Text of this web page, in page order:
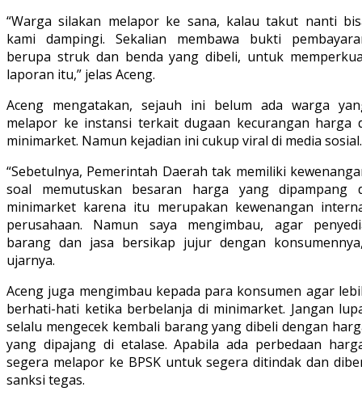
“Warga silakan melapor ke sana, kalau takut nanti
kami dampingi. Sekalian membawa bukti
berupa struk dan benda yang dibeli, untuk
laporan itu,” jelas Aceng.
Aceng mengatakan, sejauh ini belum ada warga
melapor ke instansi terkait dugaan kecurangan harga
minimarket. Namun kejadian ini cukup viral di media sosial.
“Sebetulnya, Pemerintah Daerah tak memiliki
soal memutuskan besaran harga yang dipampang
minimarket karena itu merupakan kewenangan
perusahaan. Namun saya mengimbau, agar
barang dan jasa bersikap jujur dengan
ujarnya.
Aceng juga mengimbau kepada para konsumen agar
berhati-hati ketika berbelanja di minimarket. Jangan
selalu mengecek kembali barang yang dibeli dengan
yang dipajang di etalase. Apabila ada perbedaan
segera melapor ke BPSK untuk segera ditindak dan
sanksi tegas.